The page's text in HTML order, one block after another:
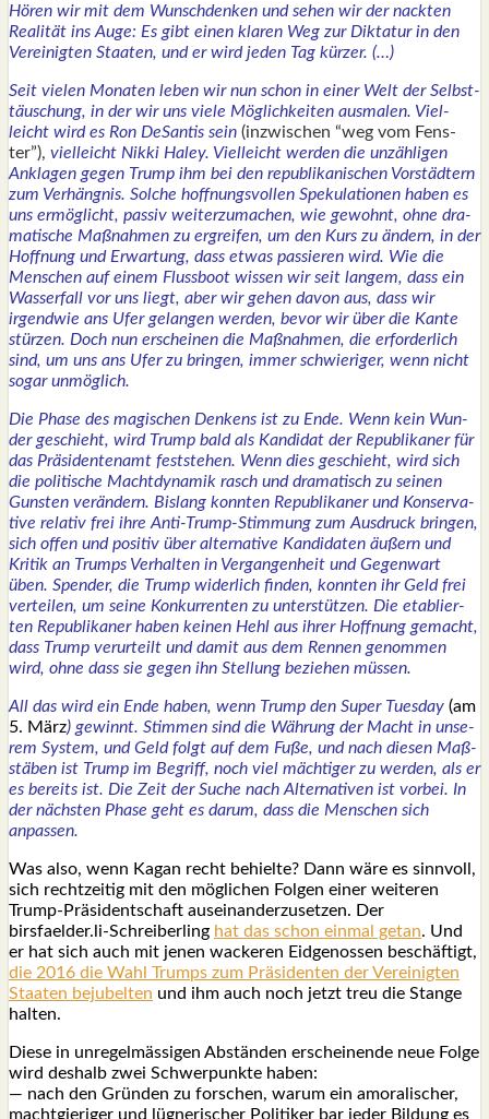
Hören wir mit dem Wunsch­den­ken und sehen wir der nack­ten
Rea­li­tät ins Auge: Es gibt einen kla­ren Weg zur Dik­ta­tur in den
Ver­ei­nig­ten Staa­ten, und er wird jeden Tag kür­zer. (…)
Seit vie­len Mona­ten leben wir nun schon in einer Welt der Selbst­
täu­schung, in der wir uns vie­le Mög­lich­kei­ten aus­ma­len. Viel­
leicht wird es Ron DeS­an­tis sein (inzwi­schen “weg vom Fens­
ter”), viel­leicht Nik­ki Haley. Viel­leicht wer­den die unzäh­li­gen
Ankla­gen gegen Trump ihm bei den repu­bli­ka­ni­schen Vor­städ­tern
zum Ver­häng­nis. Sol­che hoff­nungs­vol­len Spe­ku­la­tio­nen haben es
uns ermög­licht, pas­siv wei­ter­zu­ma­chen, wie gewohnt, ohne dra­
ma­ti­sche Maß­nah­men zu ergrei­fen, um den Kurs zu ändern, in der
Hoff­nung und Erwar­tung, dass etwas pas­sie­ren wird. Wie die
Men­schen auf einem Fluss­boot wis­sen wir seit lan­gem, dass ein
Was­ser­fall vor uns liegt, aber wir gehen davon aus, dass wir
irgend­wie ans Ufer gelan­gen wer­den, bevor wir über die Kan­te
stür­zen. Doch nun erschei­nen die Maß­nah­men, die erfor­der­lich
sind, um uns ans Ufer zu brin­gen, immer schwie­ri­ger, wenn nicht
sogar unmög­lich.
Die Pha­se des magi­schen Den­kens ist zu Ende. Wenn kein Wun­
der geschieht, wird Trump bald als Kan­di­dat der Repu­bli­ka­ner für
das Prä­si­den­ten­amt fest­ste­hen. Wenn dies geschieht, wird sich
die poli­ti­sche Macht­dy­na­mik rasch und dra­ma­tisch zu sei­nen
Guns­ten ver­än­dern. Bis­lang konn­ten Repu­bli­ka­ner und Kon­ser­va­
ti­ve rela­tiv frei ihre Anti-Trump-Stim­mung zum Aus­druck brin­gen,
sich offen und posi­tiv über alter­na­ti­ve Kan­di­da­ten äußern und
Kri­tik an Trumps Ver­hal­ten in Ver­gan­gen­heit und Gegen­wart
üben. Spen­der, die Trump wider­lich fin­den, konn­ten ihr Geld frei
ver­tei­len, um sei­ne Kon­kur­ren­ten zu unter­stüt­zen. Die eta­blier­
ten Repu­bli­ka­ner haben kei­nen Hehl aus ihrer Hoff­nung gemacht,
dass Trump ver­ur­teilt und damit aus dem Ren­nen genom­men
wird, ohne dass sie gegen ihn Stel­lung bezie­hen müs­sen.
All das wird ein Ende haben, wenn Trump den Super Tues­day (am
5. März) gewinnt. Stim­men sind die Wäh­rung der Macht in unse­
rem Sys­tem, und Geld folgt auf dem Fuße, und nach die­sen Maß­
stä­ben ist Trump im Begriff, noch viel mäch­ti­ger zu wer­den, als er
es bereits ist. Die Zeit der Suche nach Alter­na­ti­ven ist vor­bei. In
der nächs­ten Pha­se geht es dar­um, dass die Men­schen sich
anpas­sen.
Was also, wenn Kagan recht behiel­te? Dann wäre es sinn­voll,
sich recht­zei­tig mit den mög­li­chen Fol­gen einer wei­te­ren
Trump-Prä­si­dent­schaft aus­ein­an­der­zu­set­zen. Der
birsfaelder.li-Schreiberling hat das schon ein­mal getan. Und
er hat sich auch mit jenen wacke­ren Eid­ge­nos­sen beschäf­tigt,
die 2016 die Wahl Trumps zum Prä­si­den­ten der Ver­ei­nig­ten
Staa­ten beju­bel­ten und ihm auch noch jetzt treu die Stan­ge
hal­ten.
Die­se in unre­gel­mäs­si­gen Abstän­den erschei­nen­de neue Fol­ge
wird des­halb zwei Schwer­punk­te haben:
— nach den Grün­den zu for­schen, war­um ein amo­ra­li­scher,
macht­gie­ri­ger und lüg­ne­ri­scher Poli­ti­ker bar jeder Bil­dung es